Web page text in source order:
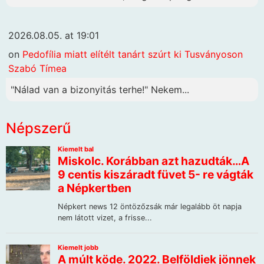
2026.08.05. at 19:01
on Pedofília miatt elítélt tanárt szúrt ki Tusványoson
Szabó Tímea
"Nálad van a bizonyitás terhe!" Nekem...
Népszerű